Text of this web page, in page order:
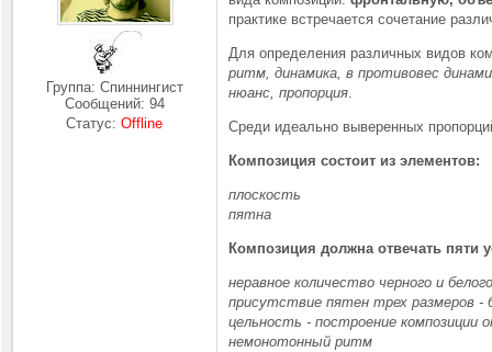
Группа: Спиннингист
Сообщений: 94
Статус:Offline
практике встречается сочетание
Для определения различных видов
ритм, динамика, в противовес
нюанс, пропорция.
Среди идеально выверенных
Композиция состоит из элементов:
плоскость
пятна
Композиция должна отвечать пяти
неравное количество черного и белого
присутствие пятен трех размеров -
цельность - построение композиции
немонотонный ритм